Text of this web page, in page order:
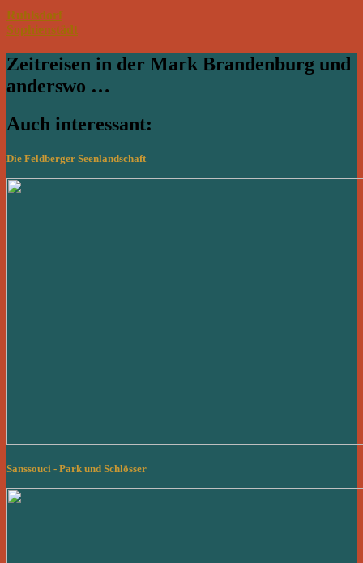
Ruhlsdorf
Sophienstädt
Zeitreisen in der Mark Brandenburg und
anderswo …
Auch interessant:
Die Feldberger Seenlandschaft
Sanssouci - Park und Schlösser